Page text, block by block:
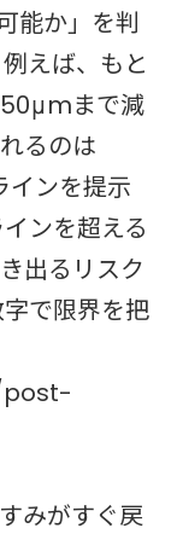
能か」を判
えば、もと
まで減
るのは
ンを提示
ンを超える
出るリスク
で限界を把
みがすぐ戻